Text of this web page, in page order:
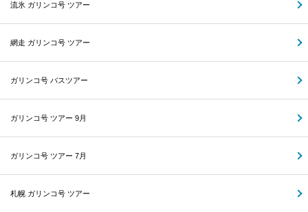
流氷 ガリンコ号 ツアー
網走 ガリンコ号 ツアー
ガリンコ号 バスツアー
ガリンコ号 ツアー 9月
ガリンコ号 ツアー 7月
札幌 ガリンコ号 ツアー